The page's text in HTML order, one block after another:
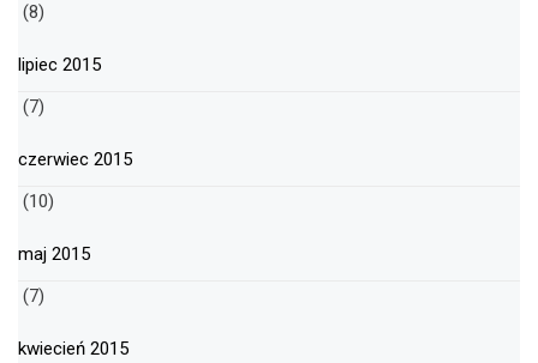
(8)
lipiec 2015
(7)
czerwiec 2015
(10)
maj 2015
(7)
kwiecień 2015